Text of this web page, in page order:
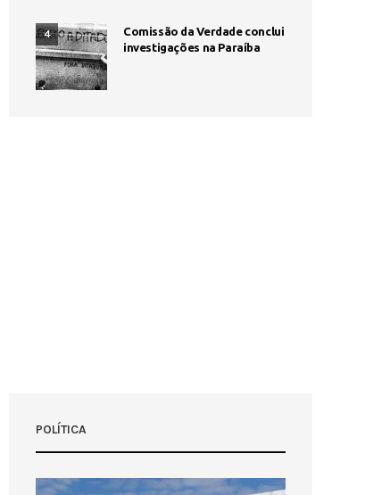
4
Comissão da Verdade conclui
investigações na Paraíba
POLÍTICA